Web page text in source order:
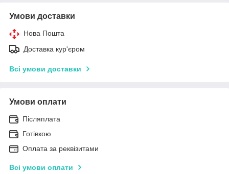
Умови доставки
Нова Пошта
Доставка кур'єром
Всі умови доставки
Умови оплати
Післяплата
Готівкою
Оплата за реквізитами
Всі умови оплати